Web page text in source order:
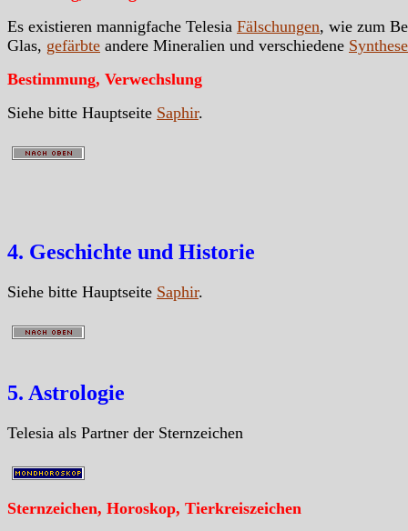
Es existieren mannigfache Telesia Fälschungen, wie zum
Glas, gefärbte andere Mineralien und verschiedene
Bestimmung, Verwechslung
Siehe bitte Hauptseite Saphir.
4. Geschichte und Historie
Siehe bitte Hauptseite Saphir.
5. Astrologie
Telesia als Partner der Sternzeichen
Sternzeichen, Horoskop, Tierkreiszeichen